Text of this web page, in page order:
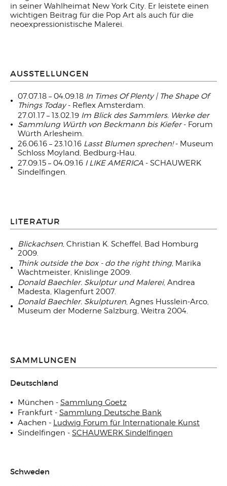
in seiner Wahlheimat New York City. Er leistete einen
wichtigen Beitrag für die Pop Art als auch für die
neoexpressionistische Malerei.
AUSSTELLUNGEN
07.07.18 – 04.09.18 In Times Of Plenty | The Shape Of
Things Today- Reflex Amsterdam.
27.01.17 – 13.02.19 Im Blick des Sammlers. Werke der
Sammlung Würth von Beckmann bis Kiefer- Forum
Würth Arlesheim.
26.06.16 – 23.10.16 Lasst Blumen sprechen!- Museum
Schloss Moyland, Bedburg-Hau.
27.09.15 – 04.09.16 I LIKE AMERICA - SCHAUWERK
Sindelfingen.
LITERATUR
Blickachsen, Christian K. Scheffel, Bad Homburg
2009.
Think outside the box - do the right thing, Marika
Wachtmeister, Knislinge 2009.
Donald Baechler. Skulptur und Malerei, Andrea
Madesta, Klagenfurt 2007.
Donald Baechler. Skulpturen, Agnes Husslein-Arco,
Museum der Moderne Salzburg, Weitra 2004.
SAMMLUNGEN
Deutschland
München - Sammlung Goetz
Frankfurt - Sammlung Deutsche Bank
Aachen - Ludwig Forum für Internationale Kunst
Sindelfingen - SCHAUWERK Sindelfingen
Schweden